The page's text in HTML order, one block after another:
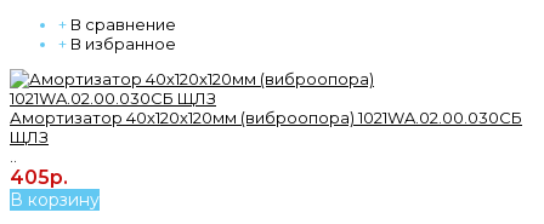
+ В сравнение
+ В избранное
Амортизатор 40х120х120мм (виброопора) 1021WA.02.00.030СБ
ЩЛЗ
405р.
В корзину